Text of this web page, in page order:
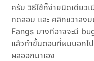
ครับ วิธีใช้ก็ง่ายนิดเดียว
ทดสอบ และ คลิกขวาลง
Fangs บางทีอาจจะมี
แล้วทำขั้นตอนที่ผมบอกไ
ผลออกมาเอง